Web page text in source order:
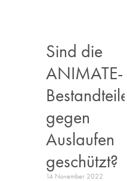
Sind die
ANIMATE-
Bestandteile
gegen
Auslaufen
geschützt?
14 November 2022